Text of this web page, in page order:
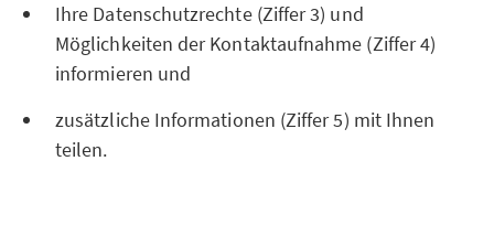
Ihre Datenschutzrechte (Ziffer 3) und
Möglichkeiten der Kontaktaufnahme (Ziffer 4)
informieren und
zusätzliche Informationen (Ziffer 5) mit Ihnen
teilen.